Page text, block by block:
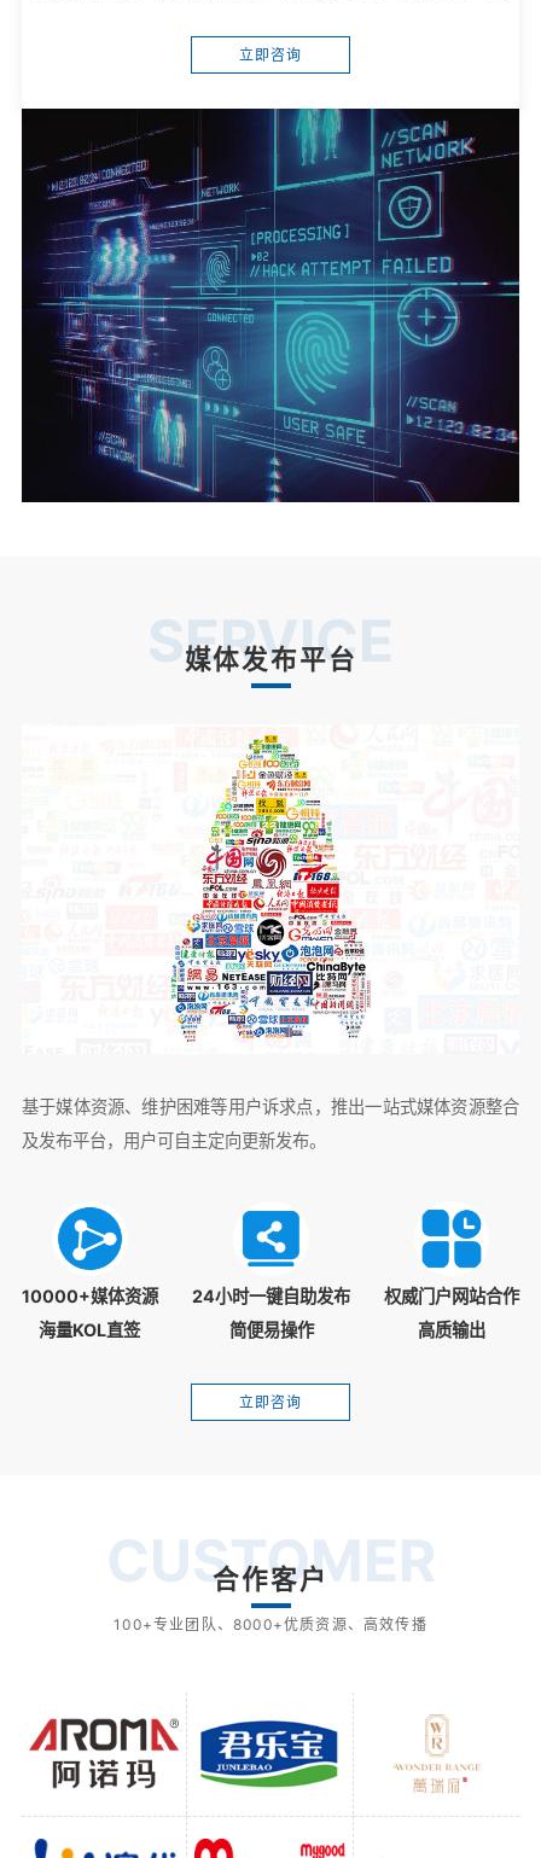
立即咨询
SERVICE
媒体发布平台
基于媒体资源、维护困难等用户诉求点，推出一站式媒体资源整合
及发布平台，用户可自主定向更新发布。
10000+媒体资源
海量KOL直签
24小时一键自助发布
简便易操作
权威门户网站合作
高质输出
立即咨询
CUSTOMER
合作客户
100+专业团队、8000+优质资源、高效传播